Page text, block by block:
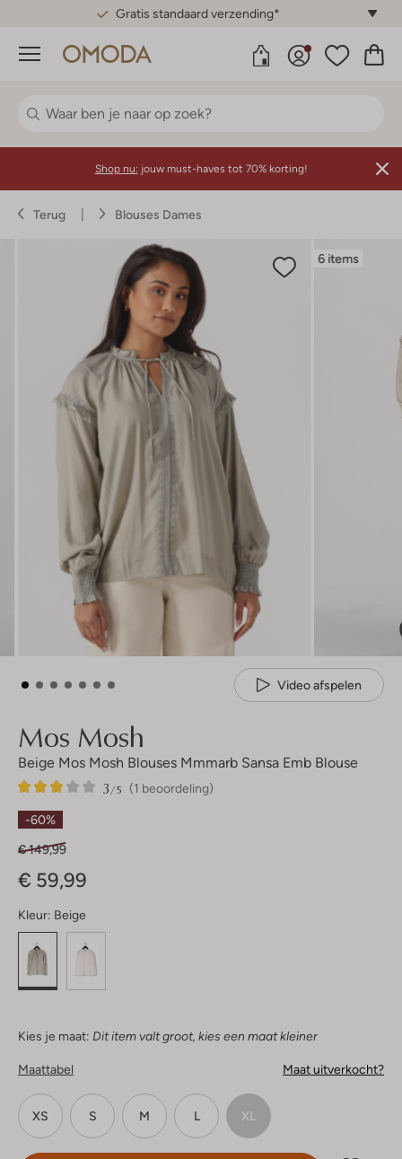
Gratis standaard verzending*
Menu
Shop nu: jouw must-haves tot 70% korting!
Terug Blouses Dames
6 items
Video afspelen
Mos Mosh
Beige Mos Mosh Blouses Mmmarb Sansa Emb Blouse
(1 beoordeling)
3/5
1
3
Sterren
-60%
€ 149,99
€ 59,99
Kleur: Beige
Kies je maat: Dit item valt groot, kies een maat kleiner
Maattabel Maat uitverkocht?
XS S M L XL